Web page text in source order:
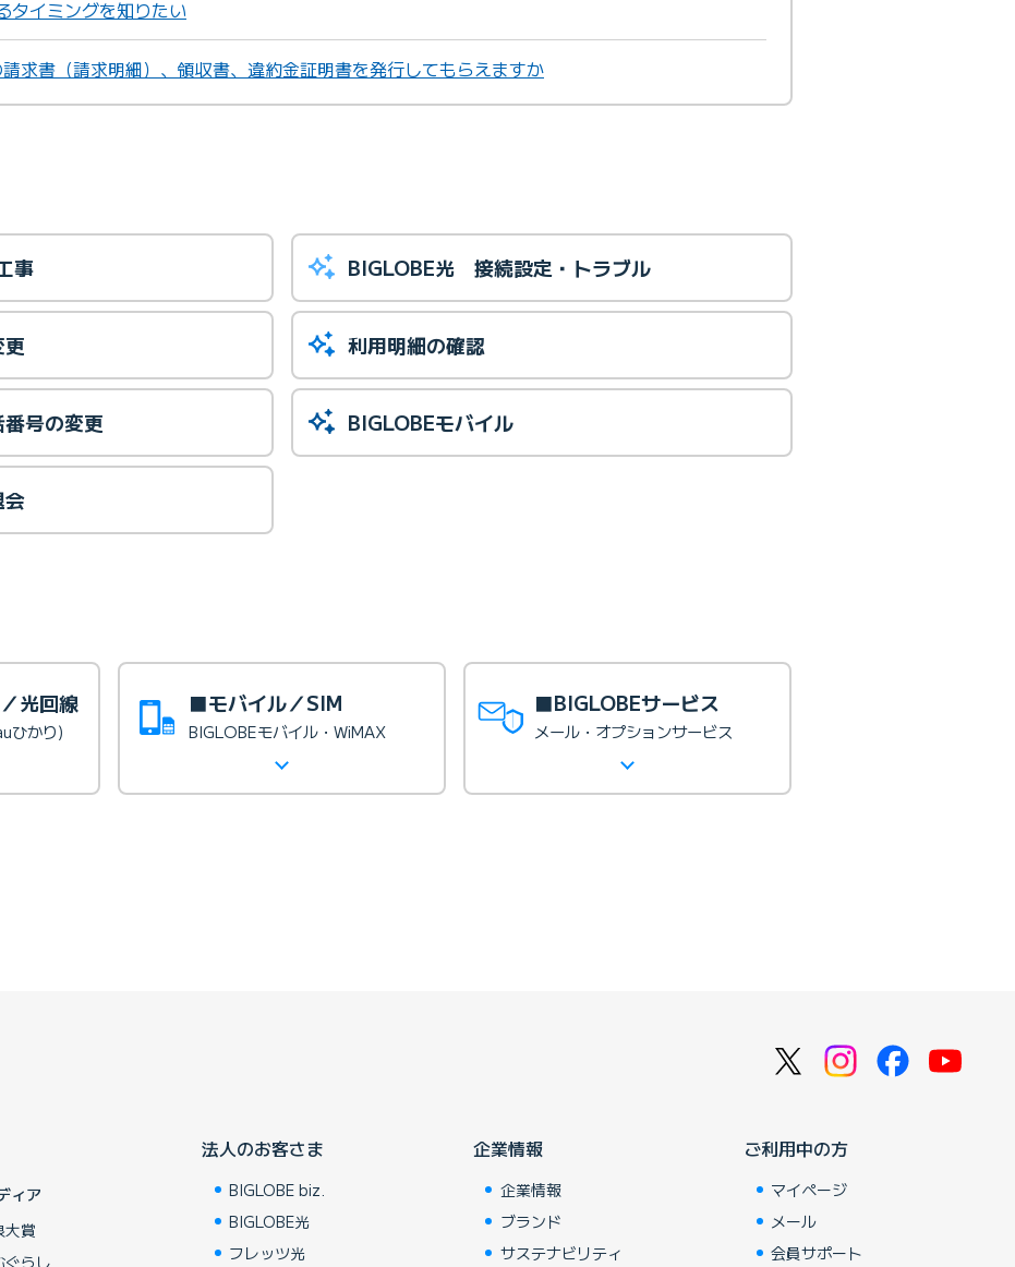
タイミングを知りたい
求書（請求明細）、領収書、違約金証明書を発行してもらえますか
事 BIGLOBE光 接続設定・トラブル
利用明細の確認
号の変更 BIGLOBEモバイル
会
光回線
ひかり)
■モバイル／SIM
BIGLOBEモバイル・WiMAX
■BIGLOBEサービス
メール・オプションサービス
ィア
大賞
ぐらし
法人のお客さま
BIGLOBE biz.
BIGLOBE光
フレッツ光
企業情報
企業情報
ブランド
サステナビリティ
ご利用中の方
マイページ
メール
会員サポート